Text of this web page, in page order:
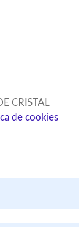
CRISTAL
de cookies